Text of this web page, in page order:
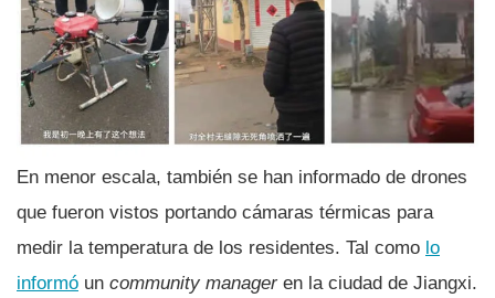
En menor escala, también se han informado de drones
que fueron vistos portando cámaras térmicas para
medir la temperatura de los residentes. Tal como lo
informó un community manageren la ciudad de Jiangxi.